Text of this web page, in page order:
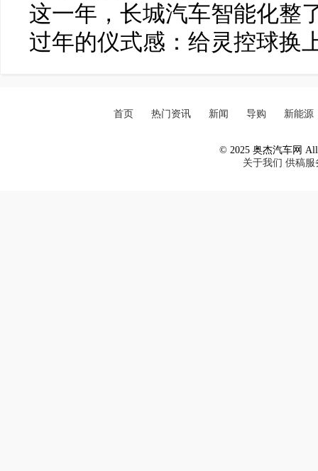
这一年，长城汽车智能化整
过年的仪式感：给灵控球换
首页 热门资讯 新闻 导购 新能源
© 2025 奥杰汽车网 All
关于我们 供稿服